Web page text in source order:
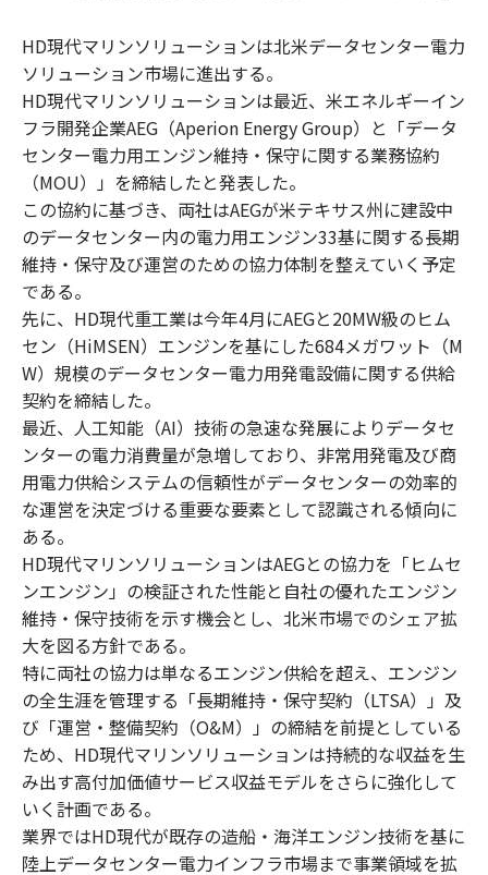
HD現代マリンソリューションは北米データセンター電力
ソリューション市場に進出する。
HD現代マリンソリューションは最近、米エネルギーイン
フラ開発企業AEG（Aperion Energy Group）と「データ
センター電力用エンジン維持・保守に関する業務協約
（MOU）」を締結したと発表した。
この協約に基づき、両社はAEGが米テキサス州に建設中
のデータセンター内の電力用エンジン33基に関する長期
維持・保守及び運営のための協力体制を整えていく予定
である。
先に、HD現代重工業は今年4月にAEGと20MW級のヒム
セン（HiMSEN）エンジンを基にした684メガワット（M
W）規模のデータセンター電力用発電設備に関する供給
契約を締結した。
最近、人工知能（AI）技術の急速な発展によりデータセ
ンターの電力消費量が急増しており、非常用発電及び商
用電力供給システムの信頼性がデータセンターの効率的
な運営を決定づける重要な要素として認識される傾向に
ある。
HD現代マリンソリューションはAEGとの協力を「ヒムセ
ンエンジン」の検証された性能と自社の優れたエンジン
維持・保守技術を示す機会とし、北米市場でのシェア拡
大を図る方針である。
特に両社の協力は単なるエンジン供給を超え、エンジン
の全生涯を管理する「長期維持・保守契約（LTSA）」及
び「運営・整備契約（O&M）」の締結を前提としている
ため、HD現代マリンソリューションは持続的な収益を生
み出す高付加価値サービス収益モデルをさらに強化して
いく計画である。
業界ではHD現代が既存の造船・海洋エンジン技術を基に
陸上データセンター電力インフラ市場まで事業領域を拡